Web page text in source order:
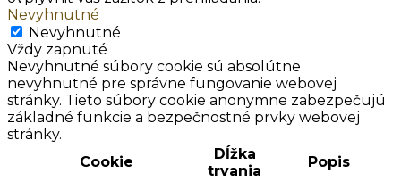
Nevyhnutné
Nevyhnutné
Vždy zapnuté
Nevyhnutné súbory cookie sú absolútne
nevyhnutné pre správne fungovanie webovej
stránky. Tieto súbory cookie anonymne zabezpečujú
základné funkcie a bezpečnostné prvky webovej
stránky.
Cookie
Dĺžka
trvania
Popis